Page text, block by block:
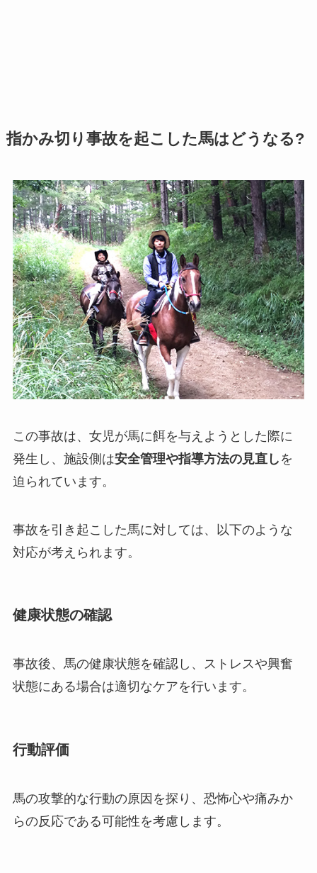
指かみ切り事故を起こした馬はどうなる?
この事故は、女児が馬に餌を与えようとした際に
発生し、施設側は安全管理や指導方法の見直し を
迫られています。
事故を引き起こした馬に対しては、以下のような
対応が考えられます。
健康状態の確認
事故後、馬の健康状態を確認し、ストレスや興奮
状態にある場合は適切なケアを行います。
行動評価
馬の攻撃的な行動の原因を探り、恐怖心や痛みか
らの反応である可能性を考慮します。